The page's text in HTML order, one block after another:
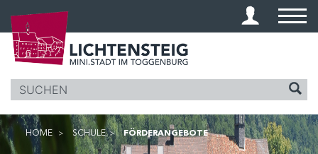
KOPFZEILE
HOME SCHULE FÖRDERANGEBOTE(AUSGEWÄHLT)